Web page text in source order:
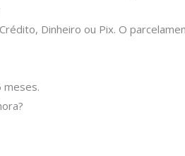
Dinheiro ou Pix. O
meses.